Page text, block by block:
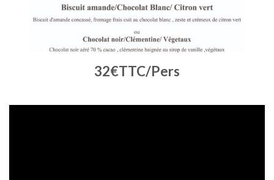
32€TTC/Pers